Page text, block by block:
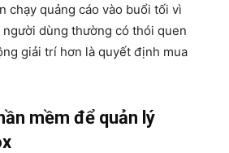
chạy quảng cáo vào buổi tối vì
dùng thường có thói quen
giải trí hơn là quyết định mua
mềm để quản lý